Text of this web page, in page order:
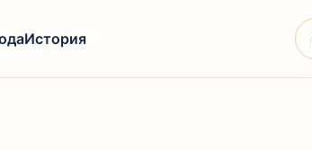
История